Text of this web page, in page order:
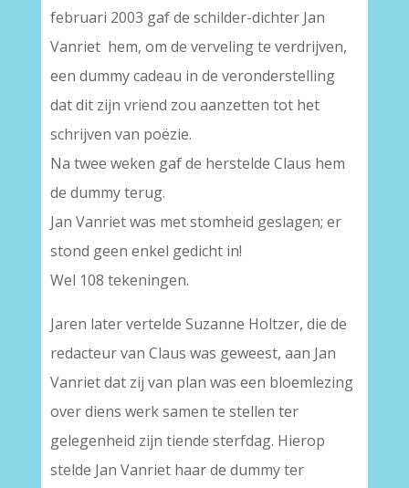
februari 2003 gaf de schilder-dichter Jan
Vanriet hem, om de verveling te verdrijven,
een dummy cadeau in de veronderstelling
dat dit zijn vriend zou aanzetten tot het
schrijven van poëzie.
Na twee weken gaf de herstelde Claus hem
de dummy terug.
Jan Vanriet was met stomheid geslagen; er
stond geen enkel gedicht in!
Wel 108 tekeningen.
Jaren later vertelde Suzanne Holtzer, die de
redacteur van Claus was geweest, aan Jan
Vanriet dat zij van plan was een bloemlezing
over diens werk samen te stellen ter
gelegenheid zijn tiende sterfdag. Hierop
stelde Jan Vanriet haar de dummy ter